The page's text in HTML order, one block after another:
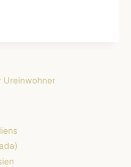
Ureinwohner